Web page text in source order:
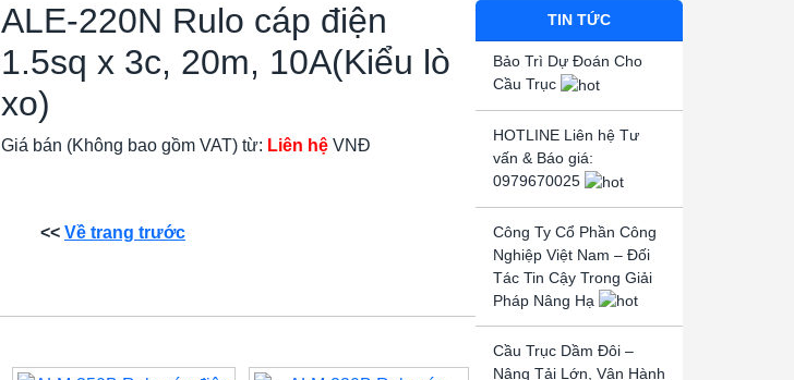
ALE-220N Rulo cáp điện
1.5sq x 3c, 20m, 10A(Kiểu lò
xo)
Giá bán (Không bao gồm VAT) từ: Liên hệ VNĐ
<< Về trang trước
TIN TỨC
Bảo Trì Dự Đoán Cho
Cầu Trục
HOTLINE Liên hệ Tư
vấn & Báo giá:
0979670025
Công Ty Cổ Phần Công
Nghiệp Việt Nam – Đối
Tác Tin Cậy Trong Giải
Pháp Nâng Hạ
Cầu Trục Dầm Đôi –
Nâng Tải Lớn, Vận Hành